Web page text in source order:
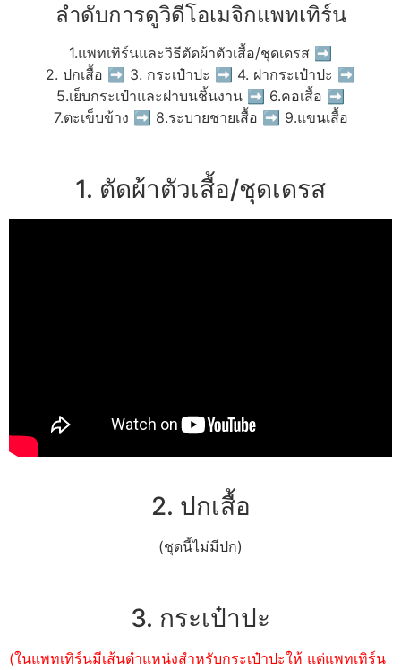
ลำดับการดูวิดีโอเมจิกแพทเทิร์น
1.แพทเทิร์นและวิธีตัดผ้าตัวเสื้อ/ชุดเดรส ➡
2. ปกเสื้อ ➡ 3. กระเป๋าปะ ➡ 4. ฝากระเป๋าปะ ➡
5.เย็บกระเป๋าและฝาบนชิ้นงาน ➡ 6.คอเสื้อ ➡
7.ตะเข็บข้าง ➡ 8.ระบายชายเสื้อ ➡ 9.แขนเสื้อ
1. ตัดผ้าตัวเสื้อ/ชุดเดรส
2. ปกเสื้อ
(ชุดนี้ไม่มีปก)
3. กระเป๋าปะ
(ในแพทเทิร์นมีเส้นตำแหน่งสำหรับกระเป๋าปะให้ แต่แพทเทิร์น